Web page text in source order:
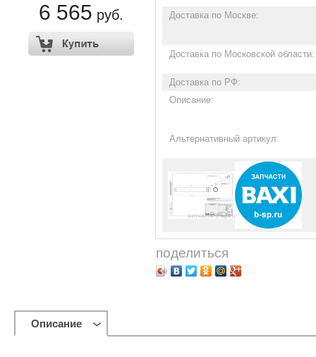
6 565 руб. Доставка по Москве:
Доставка по Московской области:
Доставка по РФ:
Описание:
Альтернативный артикул:
поделиться
Описание